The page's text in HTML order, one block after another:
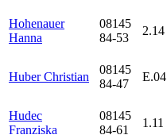
Hohenauer
Hanna
08145
84-53
2.14
Huber Christian
08145
84-47
E.04
Hudec
Franziska
08145
84-61
1.11